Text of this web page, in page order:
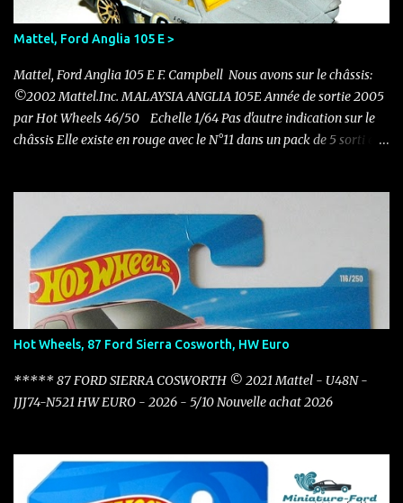
Mattel, Ford Anglia 105 E >
Mattel, Ford Anglia 105 E F. Campbell Nous avons sur le châssis:
©2002 Mattel.Inc. MALAYSIA ANGLIA 105E Année de sortie 2005
par Hot Wheels 46/50 Echelle 1/64 Pas d'autre indication sur le
châssis Elle existe en rouge avec le N°11 dans un pack de 5 sorti en
Hot Wheels, 87 Ford Sierra Cosworth, HW Euro
***** 87 FORD SIERRA COSWORTH © 2021 Mattel - U48N -
JJJ74-N521 HW EURO - 2026 - 5/10 Nouvelle achat 2026